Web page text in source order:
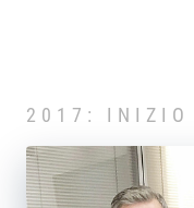
2017: INIZIO